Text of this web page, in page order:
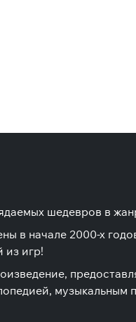
шедевров в
начале 2000-х
из игр!